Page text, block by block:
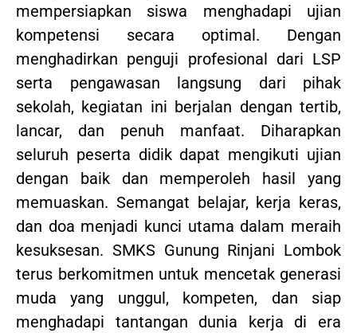
mempersiapkan siswa menghadapi ujian
kompetensi secara optimal. Dengan
menghadirkan penguji profesional dari LSP
serta pengawasan langsung dari pihak
sekolah, kegiatan ini berjalan dengan tertib,
lancar, dan penuh manfaat. Diharapkan
seluruh peserta didik dapat mengikuti ujian
dengan baik dan memperoleh hasil yang
memuaskan. Semangat belajar, kerja keras,
dan doa menjadi kunci utama dalam meraih
kesuksesan. SMKS Gunung Rinjani Lombok
terus berkomitmen untuk mencetak generasi
muda yang unggul, kompeten, dan siap
menghadapi tantangan dunia kerja di era